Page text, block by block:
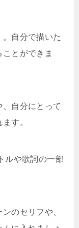
自分で描いた
とができま
自分にとって
す。
ルや歌詞の一部
のセリフや、